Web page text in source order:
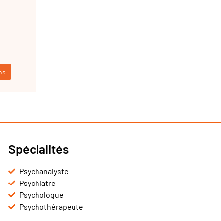
Spécialités
Psychanalyste
Psychiatre
Psychologue
Psychothérapeute